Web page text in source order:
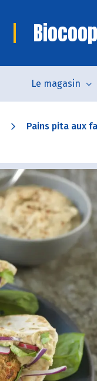
Le magasin
Pains pita aux